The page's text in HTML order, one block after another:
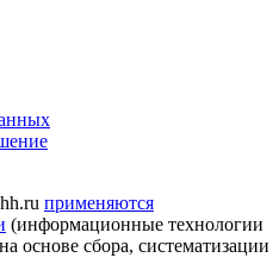
применяются
(информационные технологии
основе сбора, систематизации